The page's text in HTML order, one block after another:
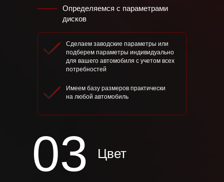
Определяемся с параметрами
дисков
Сделаем заводские параметры или
подберем параметры индивидуально
для вашего автомобиля с учетом всех
потребностей
Имеем базу размеров практически
на любой автомобиль
Цвет
03